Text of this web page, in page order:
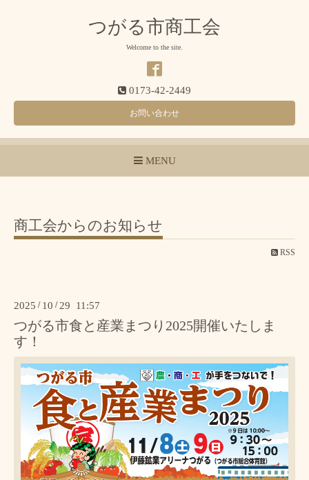
つがる市商工会
Welcome to the site.
0173-42-2449
お問い合わせ
MENU
商工会からのお知らせ
RSS
2025 / 10 / 29 11:57
つがる市食と産業まつり2025開催いたしま
す！